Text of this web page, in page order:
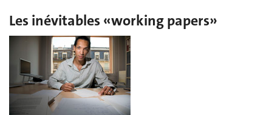
Les inévitables «working papers»